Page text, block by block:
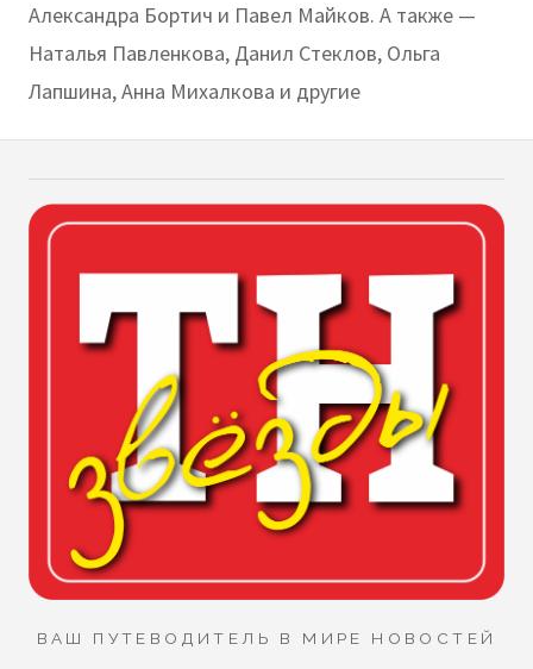
Александра Бортич и Павел Майков. А также —
Наталья Павленкова, Данил Стеклов, Ольга
Лапшина, Анна Михалкова и другие
ВАШ ПУТЕВОДИТЕЛЬ В МИРЕ НОВОСТЕЙ